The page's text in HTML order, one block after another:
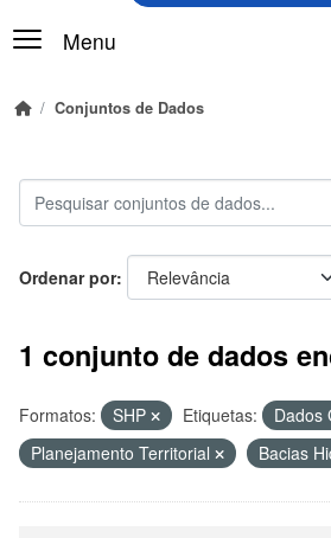
Menu
Conjuntos de Dados
Ordenar por
1 conjunto de dados
Formatos: SHP Etiquetas:
Dados
Planejamento Territorial
Bacias